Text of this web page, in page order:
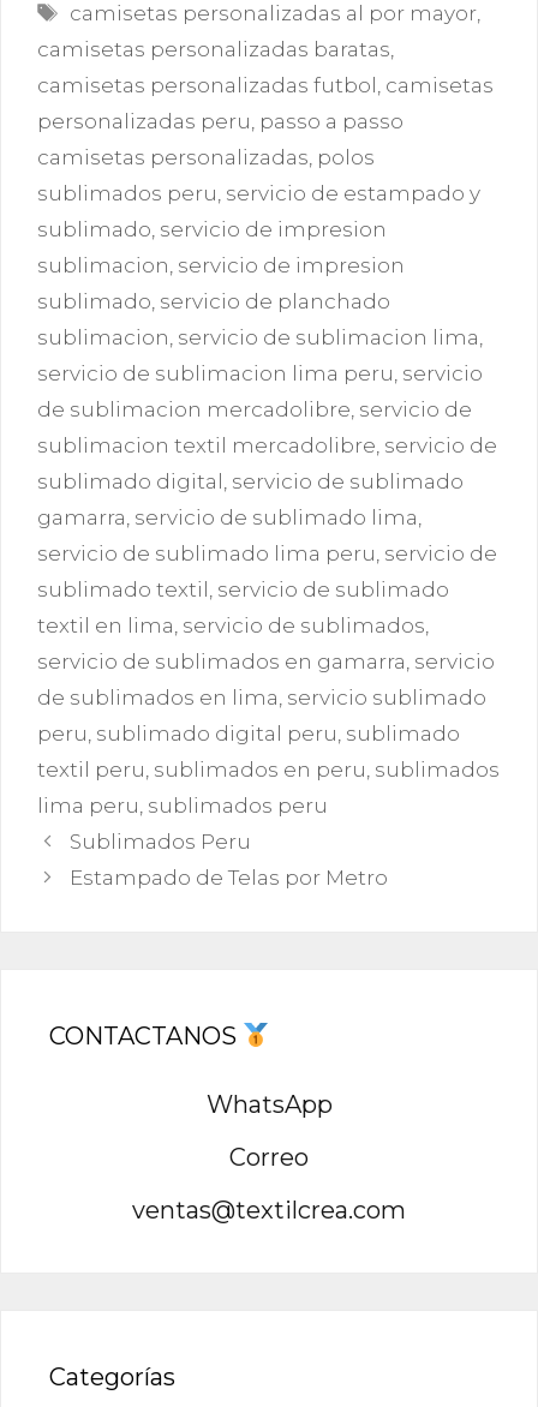
Etiquetas
camisetas personalizadas al por mayor
camisetas personalizadas baratas
camisetas personalizadas futbol camisetas
personalizadas peru passo a passo
camisetas personalizadas polos
sublimados peru servicio de estampado y
sublimado servicio de impresion
sublimacion servicio de impresion
sublimado servicio de planchado
sublimacion servicio de sublimacion lima
servicio de sublimacion lima peru servicio
de sublimacion mercadolibre servicio de
sublimacion textil mercadolibre servicio de
sublimado digital servicio de sublimado
gamarra servicio de sublimado lima
servicio de sublimado lima peru servicio de
sublimado textil servicio de sublimado
textil en lima servicio de sublimados
servicio de sublimados en gamarra servicio
de sublimados en lima servicio sublimado
peru sublimado digital peru sublimado
textil peru sublimados en peru sublimados
lima peru sublimados peru
Sublimados Peru
Estampado de Telas por Metro
CONTACTANOS
WhatsApp
Correo
ventas@textilcrea.com
Categorías